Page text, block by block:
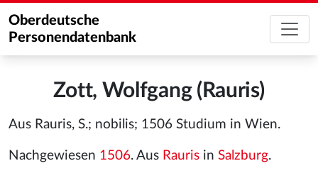
Oberdeutsche
Personendatenbank
Zott, Wolfgang (Rauris)
Aus Rauris, S.; nobilis; 1506 Studium in Wien.
Nachgewiesen 1506. Aus Rauris in Salzburg.